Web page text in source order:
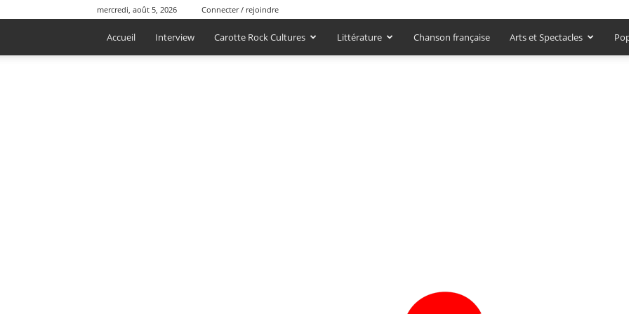
mercredi, août 5, 2026 Connecter / rejoindre
Accueil Interview Carotte Rock Cultures Littérature Chanson française Arts et Spectacles